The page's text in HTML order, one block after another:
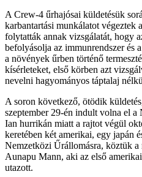
A Crew-4 űrhajósai küldetésük
karbantartási munkálatot végeztek
folytatták annak vizsgálatát, hogy
befolyásolja az immunrendszer és
a növények űrben történő
kísérleteket, első körben azt
nevelni hagyományos táptalaj
A soron következő, ötödik
szeptember 29-én indult volna el
Ian hurrikán miatt a rajtot végül
keretében két amerikai, egy japán
Nemzetközi Űrállomásra, köztük
Aunapu Mann, aki az első
utazott.